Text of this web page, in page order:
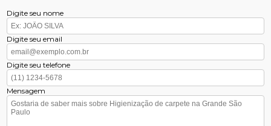
Digite seu nome
Digite seu email
Digite seu telefone
Mensagem